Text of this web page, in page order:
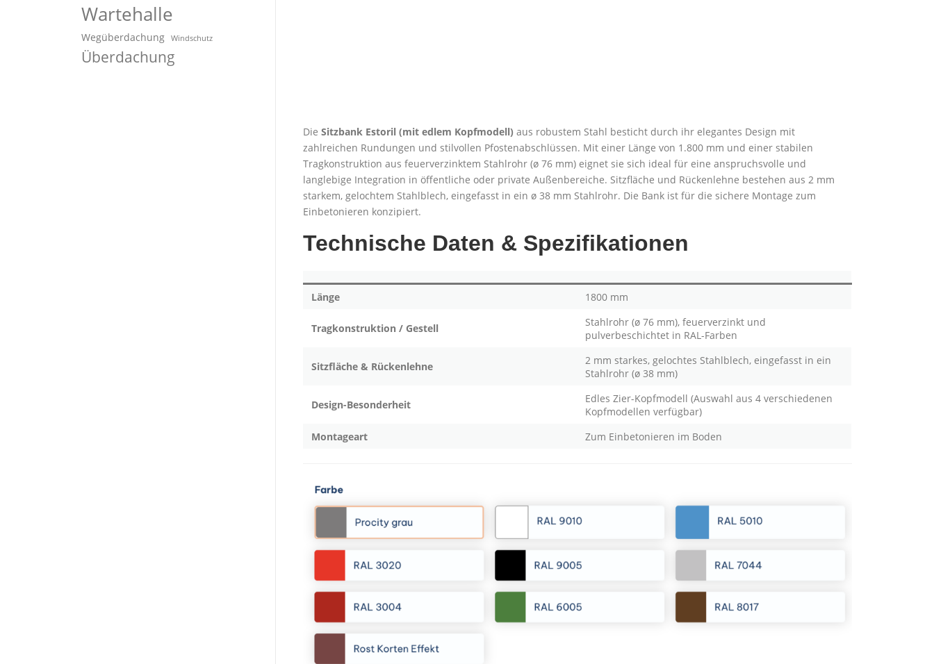
Die Sitzbank Estoril (mit edlem Kopfmodell) aus robustem Stahl besticht durch ihr elegantes Design mit
zahlreichen Rundungen und stilvollen Pfostenabschlüssen. Mit einer Länge von 1.800 mm und einer stabilen
Tragkonstruktion aus feuerverzinktem Stahlrohr (ø 76 mm) eignet sie sich ideal für eine anspruchsvolle und
langlebige Integration in öffentliche oder private Außenbereiche. Sitzfläche und Rückenlehne bestehen aus 2 mm
starkem, gelochtem Stahlblech, eingefasst in ein ø 38 mm Stahlrohr. Die Bank ist für die sichere Montage zum
Einbetonieren konzipiert.
Technische Daten & Spezifikationen
Länge 1800 mm
Tragkonstruktion / Gestell
Stahlrohr (ø 76 mm), feuerverzinkt und
pulverbeschichtet in RAL-Farben
Sitzfläche & Rückenlehne
2 mm starkes, gelochtes Stahlblech, eingefasst in ein
Stahlrohr (ø 38 mm)
Design-Besonderheit
Edles Zier-Kopfmodell (Auswahl aus 4 verschiedenen
Kopfmodellen verfügbar)
Montageart
Zum Einbetonieren im Boden
Wartehalle
Wegüberdachung Windschutz
Überdachung